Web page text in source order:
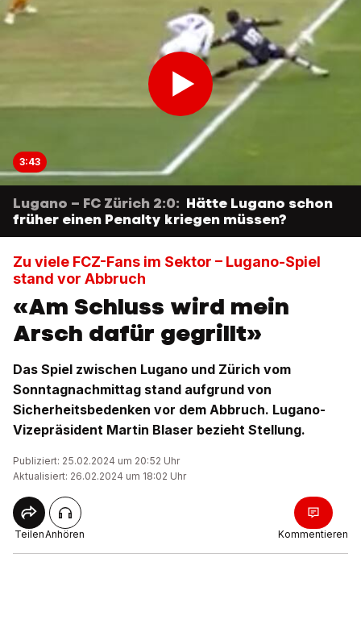
3:43
Lugano – FC Zürich 2:0: Hätte Lugano schon
früher einen Penalty kriegen müssen?
Zu viele FCZ-Fans im Sektor – Lugano-Spiel
stand vor Abbruch
«Am Schluss wird mein
Arsch dafür gegrillt»
Das Spiel zwischen Lugano und Zürich vom
Sonntagnachmittag stand aufgrund von
Sicherheitsbedenken vor dem Abbruch. Lugano-
Vizepräsident Martin Blaser bezieht Stellung.
Publiziert: 25.02.2024 um 20:52 Uhr
Aktualisiert: 26.02.2024 um 18:02 Uhr
TeilenAnhören Kommentieren